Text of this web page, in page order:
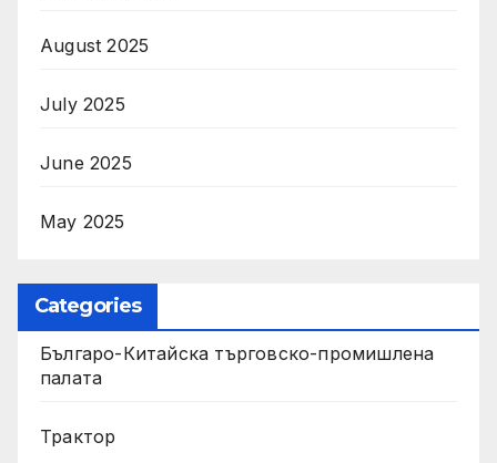
August 2025
July 2025
June 2025
May 2025
Categories
Българо-Китайска търговско-промишлена
палата
Трактор